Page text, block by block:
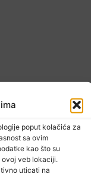
poput kolačića za
sa ovim
kao što su
veb lokaciji.
uticati na